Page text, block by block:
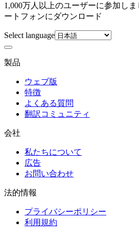
1,000万人以上のユーザーに参加し
ートフォンにダウンロード
Select language
製品
ウェブ版
特徴
よくある質問
翻訳コミュニティ
会社
私たちについて
広告
お問い合わせ
法的情報
プライバシーポリシー
利用規約